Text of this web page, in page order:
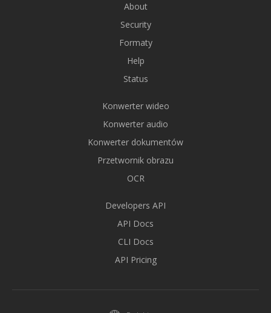
About
Security
Formaty
Help
Status
Konwerter wideo
Konwerter audio
Konwerter dokumentów
Przetwornik obrazu
OCR
Developers API
API Docs
CLI Docs
API Pricing